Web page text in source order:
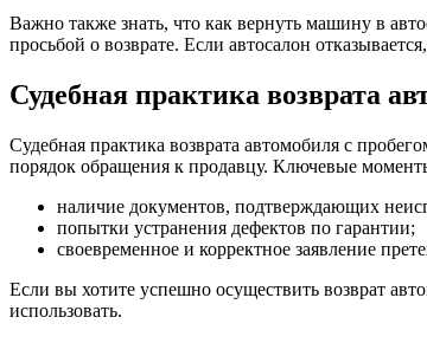
Важно также знать, что как вернуть машину в
просьбой о возврате. Если автосалон
Судебная практика возврата
Судебная практика возврата автомобиля с
порядок обращения к продавцу. Ключевые
наличие документов, подтверждающих
попытки устранения дефектов по гарантии;
своевременное и корректное заявление
Если вы хотите успешно осуществить возврат
использовать.